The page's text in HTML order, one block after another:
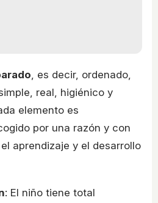
, es decir, ordenado,
real, higiénico y
elemento es
por una razón y con
aprendizaje y el desarrollo
: El niño tiene total